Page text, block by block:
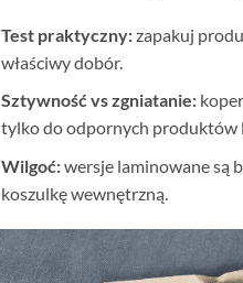
Test praktyczny:zapakuj
właściwy dobór.
Sztywność vs zgniatanie:
tylko do odpornych produktów
Wilgoć:wersje laminowane są
koszulkę wewnętrzną.